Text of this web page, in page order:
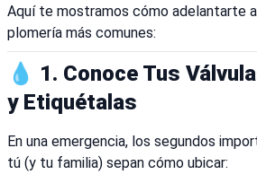
Aquí te mostramos cómo adelantarte
plomería más comunes:
💧 1. Conoce Tus
y Etiquétalas
En una emergencia, los segundos
tú (y tu familia) sepan cómo ubicar: